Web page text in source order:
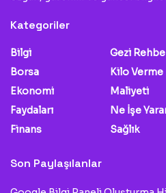
Kategoriler
Bilgi
Borsa
Ekonomi
Faydaları
Finans
Gezi
Kilo Verme
Maliyeti
Ne İşe
Sağlık
Son Paylaşılanlar